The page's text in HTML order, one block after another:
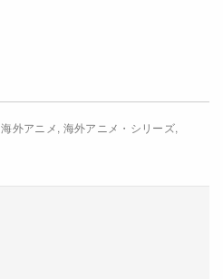
海外アニメ 海外アニメ・シリーズ